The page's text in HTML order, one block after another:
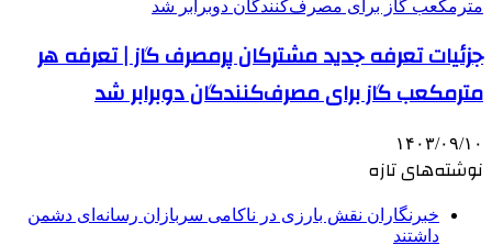
جزئیات تعرفه جدید مشترکان پرمصرف گاز | تعرفه هر
مترمکعب گاز برای مصرف‌کنندگان دوبرابر شد
۱۴۰۳/۰۹/۱۰
نوشته‌های تازه
خبرنگاران نقش بارزی در ناکامی سربازان رسانه‌ای دشمن
داشتند